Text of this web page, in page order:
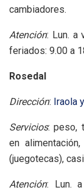
cambiadores.
Atención: Lun. a
feriados: 9.00 a
Rosedal
Dirección: Iraola
Servicios: peso,
en
(juegotecas),
Atención: Lun.